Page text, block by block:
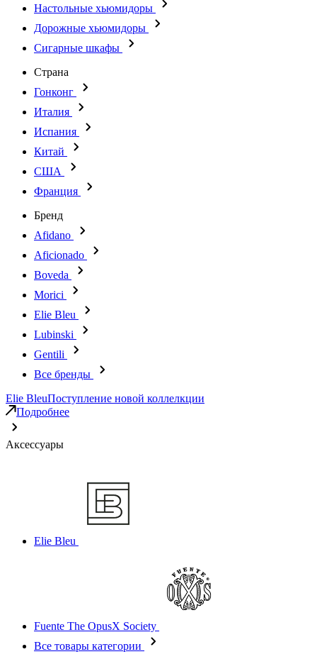
Настольные хьюмидоры
Дорожные хьюмидоры
Сигарные шкафы
Страна
Гонконг
Италия
Испания
Китай
США
Франция
Бренд
Afidano
Aficionado
Boveda
Morici
Elie Bleu
Lubinski
Gentili
Все бренды
Elie BleuПоступление новой коллелкции
Подробнее
Аксессуары
Elie Bleu
Fuente The OpusX Society
Все товары категории